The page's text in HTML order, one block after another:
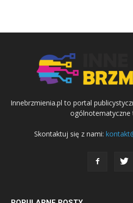
Innebrzmienia.pl to portal
ogólnotematyczne
Skontaktuj się z nami: